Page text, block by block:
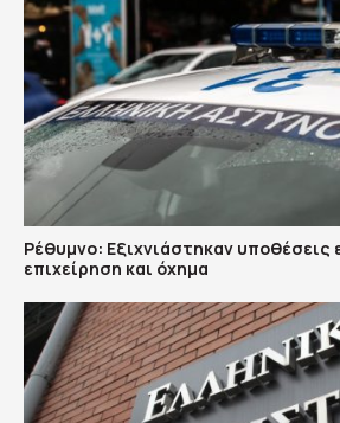
Ρέθυμνο: Εξιχνιάστηκαν
επιχείρηση και όχημα